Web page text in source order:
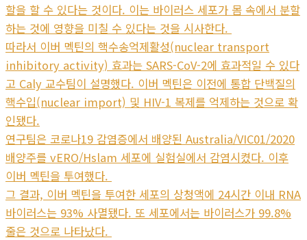
할을 할 수 있다는 것이다. 이는 바이러스 세포가 몸 속에서 분할
하는 것에 영향을 미칠 수 있다는 것을 시사한다.
따라서 이버 멕틴의 핵수송억제활성(nuclear transport
inhibitory activity) 효과는 SARS-CoV-2에 효과적일 수 있다
고 Caly 교수팀이 설명했다. 이버 멕틴은 이전에 통합 단백질의
핵수입(nuclear import) 및 HIV-1 복제를 억제하는 것으로 확
인됐다.
연구팀은 코로나19 감염증에서 배양된 Australia/VIC01/2020
배양주를 vERO/Hslam 세포에 실험실에서 감염시켰다. 이후
이버 멕틴을 투여했다.
그 결과, 이버 멕틴을 투여한 세포의 상청액에 24시간 이내 RNA
바이러스는 93% 사멸됐다. 또 세포에서는 바이러스가 99.8%
줄은 것으로 나타났다.